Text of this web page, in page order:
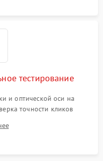
тестирование
и оптической оси на
точности кликов
испытание прицела на
к отдаче и